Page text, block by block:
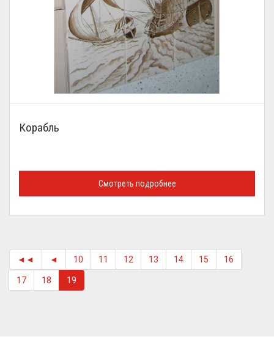
Корабль
Смотреть подробнее
◄◄ ◄ 10 11 12 13 14 15 16
17 18 19